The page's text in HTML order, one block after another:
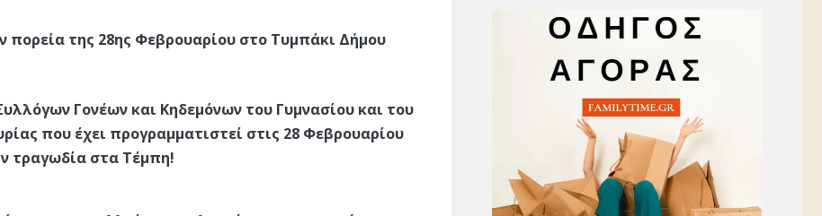
της 28ης Φεβρουαρίου στο Τυμπάκι Δήμου
Γονέων και Κηδεμόνων του Γυμνασίου και του
που έχει προγραμματιστεί στις 28 Φεβρουαρίου
τραγωδία στα Τέμπη!